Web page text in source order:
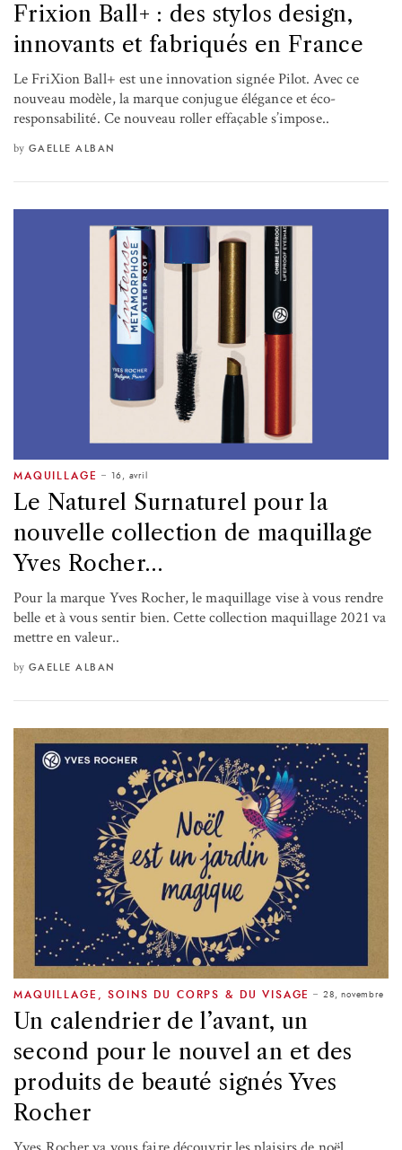
Frixion Ball+ : des stylos design,
innovants et fabriqués en France
Le FriXion Ball+ est une innovation signée Pilot. Avec ce
nouveau modèle, la marque conjugue élégance et éco-
responsabilité. Ce nouveau roller effaçable s’impose..
by GAELLE ALBAN
MAQUILLAGE 16, avril
Le Naturel Surnaturel pour la
nouvelle collection de maquillage
Yves Rocher…
Pour la marque Yves Rocher, le maquillage vise à vous rendre
belle et à vous sentir bien. Cette collection maquillage 2021 va
mettre en valeur..
by GAELLE ALBAN
MAQUILLAGE ,SOINS DU CORPS & DU VISAGE 28, novembre
Un calendrier de l’avant, un
second pour le nouvel an et des
produits de beauté signés Yves
Rocher